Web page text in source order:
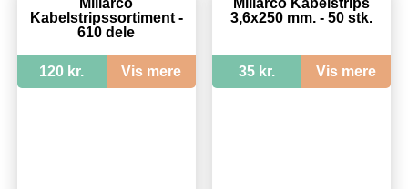
Kabelstripssortiment -
610 dele
120 kr. Vis mere
3,6x250 mm. - 50 stk.
35 kr. Vis mere